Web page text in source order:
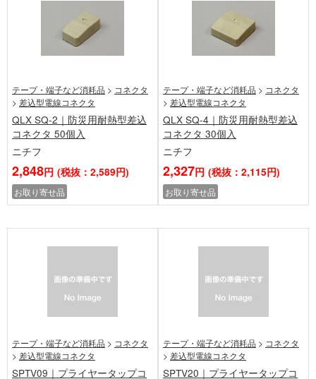
テープ・端子など消耗品 > コネクタ
> 差込型電線コネクタ
QLX SQ-2｜防災用耐熱型差込
コネクタ 50個入
ニチフ
2,848円 (税抜：2,589円)
お取り寄せ品
テープ・端子など消耗品 > コネクタ
> 差込型電線コネクタ
QLX SQ-4｜防災用耐熱型差込
コネクタ 30個入
ニチフ
2,327円 (税抜：2,115円)
お取り寄せ品
テープ・端子など消耗品 > コネクタ
> 差込型電線コネクタ
SPTV09｜プライヤータップコ
テープ・端子など消耗品 > コネクタ
> 差込型電線コネクタ
SPTV20｜プライヤータップコ